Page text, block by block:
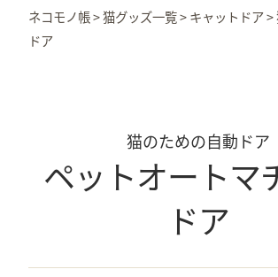
ネコモノ帳>猫グッズ一覧>キャットドア>
ドア
猫のための自動ドア
ペットオートマ
ドア